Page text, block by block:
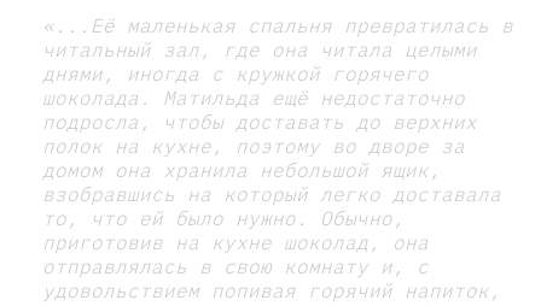
«...Её маленькая спальня превратилась в
читальный зал, где она читала целыми
днями, иногда с кружкой горячего
шоколада. Матильда ещё недостаточно
подросла, чтобы доставать до верхних
полок на кухне, поэтому во дворе за
домом она хранила небольшой ящик,
взобравшись на который легко доставала
то, что ей было нужно. Обычно,
приготовив на кухне шоколад, она
отправлялась в свою комнату и, с
удовольствием попивая горячий напиток,